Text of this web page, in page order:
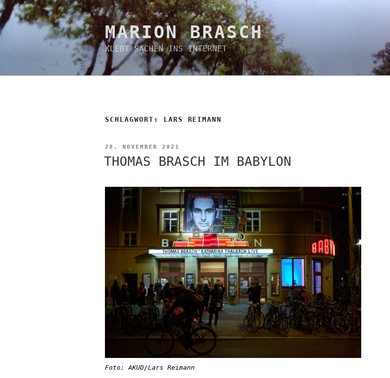
Zum
Inhalt
springen
MARION BRASCH
KLEBT SACHEN INS INTERNET
SCHLAGWORT: LARS REIMANN
VERÖFFENTLICHT
28. NOVEMBER 2021
THOMAS BRASCH IM BABYLON
Foto: AKUD/Lars Reimann